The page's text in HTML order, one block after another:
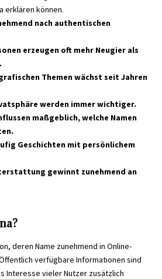
erklären können.
nach authentischen
erzeugen oft mehr Neugier als
Themen wächst seit Jahren
werden immer wichtiger.
maßgeblich, welche Namen
Geschichten mit persönlichem
gewinnt zunehmend an
deren Name zunehmend in Online-
verfügbare Informationen sind
Interesse vieler Nutzer zusätzlich